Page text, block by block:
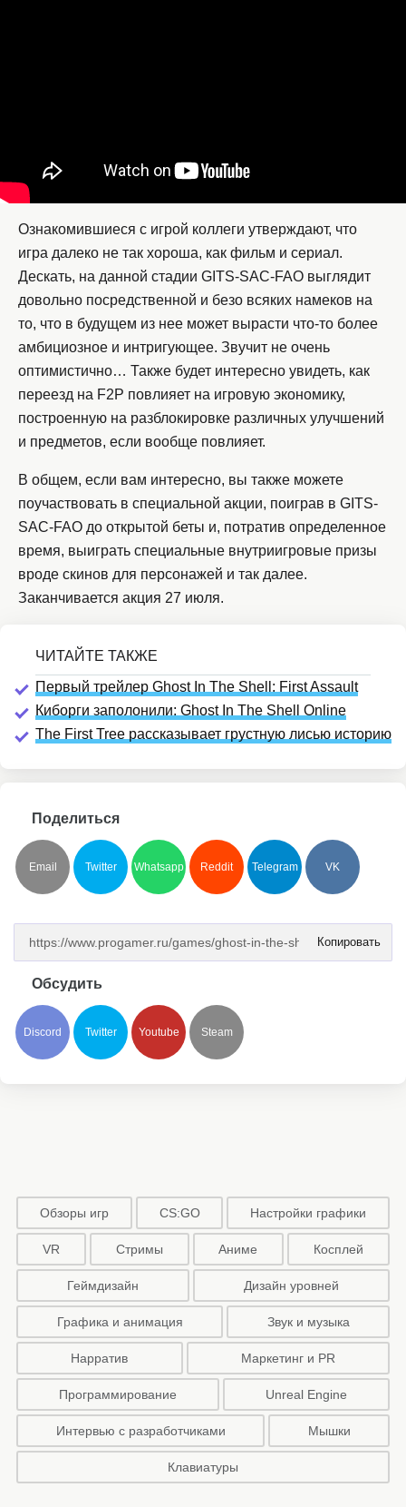
Ознакомившиеся с игрой коллеги утверждают, что
игра далеко не так хороша, как фильм и сериал.
Дескать, на данной стадии GITS-SAC-FAO выглядит
довольно посредственной и безо всяких намеков на
то, что в будущем из нее может вырасти что-то более
амбициозное и интригующее. Звучит не очень
оптимистично… Также будет интересно увидеть, как
переезд на F2P повлияет на игровую экономику,
построенную на разблокировке различных улучшений
и предметов, если вообще повлияет.
В общем, если вам интересно, вы также можете
поучаствовать в специальной акции, поиграв в GITS-
SAC-FAO до открытой беты и, потратив определенное
время, выиграть специальные внутриигровые призы
вроде скинов для персонажей и так далее.
Заканчивается акция 27 июля.
Первый трейлер Ghost In The Shell: First Assault
Киборги заполонили: Ghost In The Shell Online
The First Tree рассказывает грустную лисью историю
Поделиться
Email Twitter Whatsapp Reddit Telegram VK
Копировать
Обсудить
Discord Twitter Youtube Steam
Обзоры игр CS:GO Настройки графики
VR Стримы Аниме Косплей
Геймдизайн Дизайн уровней
Графика и анимация Звук и музыка
Нарратив Маркетинг и PR
Программирование Unreal Engine
Интервью с разработчиками Мышки
Клавиатуры